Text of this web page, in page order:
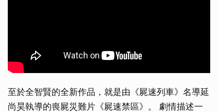
至於全智賢的全新作品，就是由《屍速列車》名導延
尚昊執導的喪屍災難片《屍速禁區》。 劇情描述一